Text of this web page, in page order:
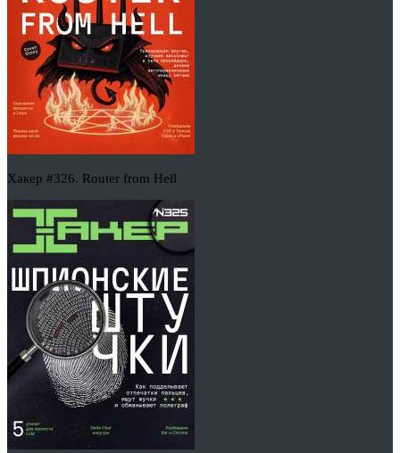
Хакер #326. Router from Hell